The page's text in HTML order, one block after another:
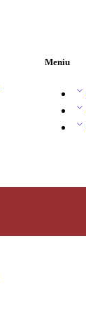
Meniu